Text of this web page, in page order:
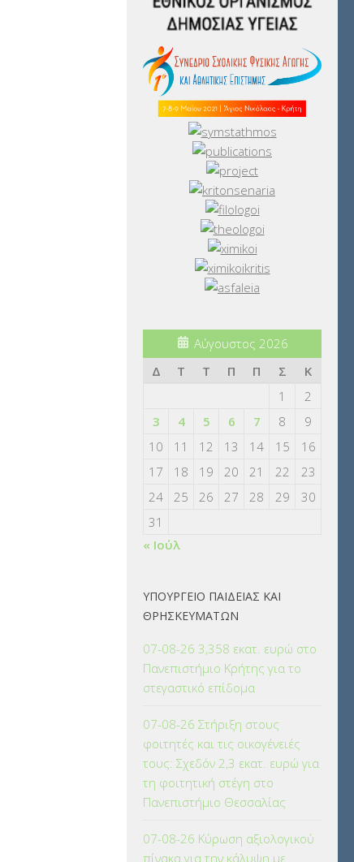
Αύγουστος 2026
Δ
Τ Τ Π Π Σ
Κ
1
2
3
4 5 6 7 8
9
10
11 12 13 14 15
16
17
18 19 20 21 22
23
24
25 26 27 28 29
30
31
« Ιούλ
ΥΠΟΥΡΓΕΙΟ ΠΑΙΔΕΙΑΣ ΚΑΙ
ΘΡΗΣΚΕΥΜΑΤΩΝ
07-08-26 3,358 εκατ. ευρώ στο
Πανεπιστήμιο Κρήτης για το
στεγαστικό επίδομα
07-08-26 Στήριξη στους
φοιτητές και τις οικογένειές
τους: Σχεδόν 2,3 εκατ. ευρώ για
τη φοιτητική στέγη στο
Πανεπιστήμιο Θεσσαλίας
07-08-26 Κύρωση αξιολογικού
πίνακα για την κάλυψη με